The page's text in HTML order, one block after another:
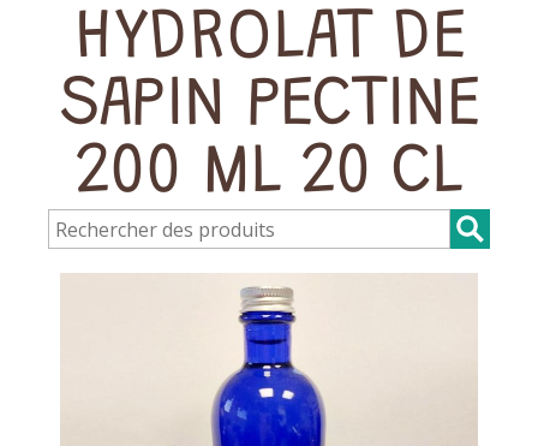
HYDROLAT DE
SAPIN PECTINE
200 ML 20 CL